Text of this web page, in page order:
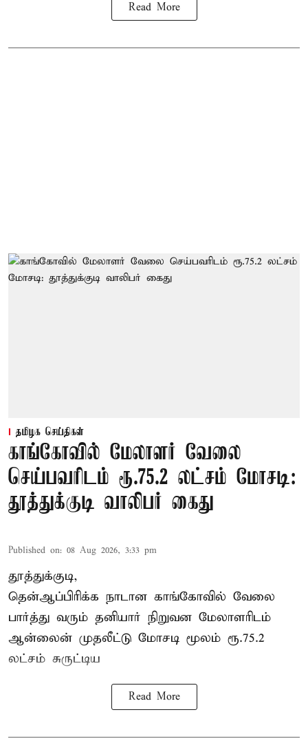
Read More
தமிழக செய்திகள்
காங்கோவில் மேலாளர் வேலை
செய்பவரிடம் ரூ.75.2 லட்சம் மோசடி:
தூத்துக்குடி வாலிபர் கைது
Published on: 08 Aug 2026, 3:33 pm
தூத்துக்குடி,
தென்ஆப்பிரிக்க நாடான காங்கோவில் வேலை
பார்த்து வரும் தனியார் நிறுவன மேலாளரிடம்
ஆன்லைன் முதலீட்டு மோசடி மூலம் ரூ.75.2
லட்சம் சுருட்டிய
Read More